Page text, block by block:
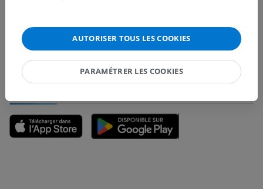
traduction, une amélioration de contenu.
Signaler un problème
AUTORISER TOUS LES COOKIES
PARAMÉTRER LES COOKIES